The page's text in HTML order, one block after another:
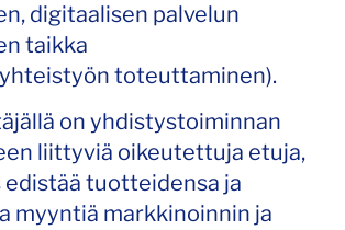
digitaalisen palvelun
taikka
toteuttaminen).
on yhdistystoiminnan
liittyviä oikeutettuja etuja,
tuotteidensa ja
myyntiä markkinoinnin ja